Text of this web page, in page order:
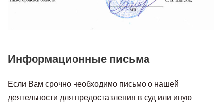
Информационные письма
Если Вам срочно необходимо письмо о нашей
деятельности для предоставления в суд или иную